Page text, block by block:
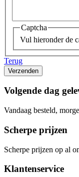
Captcha
Vul hieronder de
Terug
Volgende dag
Vandaag besteld,
Scherpe prijzen
Scherpe prijzen op al
Klantenservice